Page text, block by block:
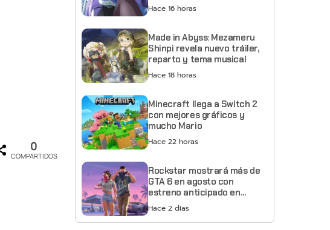
0
COMPARTIDOS
Hace 16 horas
Made in Abyss: Mezameru
Shinpi revela nuevo tráiler,
reparto y tema musical
Hace 18 horas
Minecraft llega a Switch 2
con mejores gráficos y
mucho Mario
Hace 22 horas
Rockstar mostrará más de
GTA 6 en agosto con
estreno anticipado en
Netflix
Hace 2 días